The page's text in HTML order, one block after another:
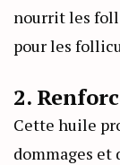
nourrit les
pour les
2.
Cette huile
dommages et